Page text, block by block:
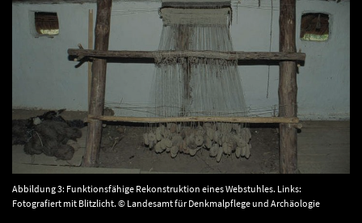
Abbildung 3: Funktionsfähige Rekonstruktion eines Webstuhles. Links:
Fotografiert mit Blitzlicht. © Landesamt für Denkmalpflege und Archäologie